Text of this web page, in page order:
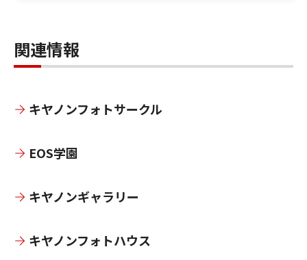
関連情報
キヤノンフォトサークル
EOS学園
キヤノンギャラリー
キヤノンフォトハウス